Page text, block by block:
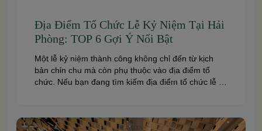
Địa Điểm Tổ Chức Lễ Kỷ Niệm Tại Hải
Phòng: TOP 6 Gợi Ý Nổi Bật
Một lễ kỷ niệm thành công không chỉ đến từ kịch
bản chỉn chu mà còn phụ thuộc vào địa điểm tổ
chức. Nếu bạn đang tìm kiếm địa điểm tổ chức lễ kỷ
đừng […]